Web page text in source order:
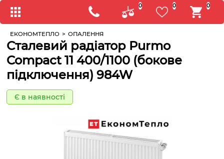
0 0 0
ЕКОНОМТЕПЛО > ОПАЛЕННЯ
Сталевий радіатор Purmo
Compact 11 400/1100 (бокове
підключення) 984W
Є в наявності